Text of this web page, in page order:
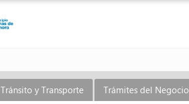
Tránsito y Transporte Trámites del Negocio